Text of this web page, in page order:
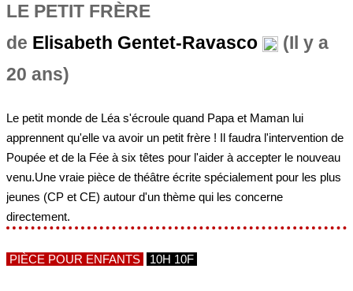
LE PETIT FRÈRE
de Elisabeth Gentet-Ravasco
(Il y a
20 ans)
Le petit monde de Léa s'écroule quand Papa et Maman lui
apprennent qu'elle va avoir un petit frère ! Il faudra l'intervention de
Poupée et de la Fée à six têtes pour l'aider à accepter le nouveau
venu.Une vraie pièce de théâtre écrite spécialement pour les plus
jeunes (CP et CE) autour d'un thème qui les concerne
directement.
PIÈCE POUR ENFANTS 10H 10F